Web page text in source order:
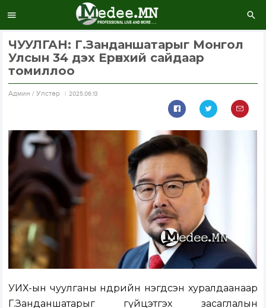
ЧУУЛГАН: Г.Занданшатарыг Монгол
Улсын 34 дэх Ерөнхий сайдаар
томиллоо
Aдмин / Улстөр 2025.06.13
УИХ-ын чуулганы өнөөдрийн нэгдсэн хуралдаанаар
Г.Занданшатарыг гүйцэтгэх засаглалын